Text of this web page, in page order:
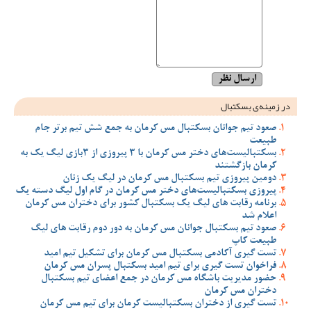
در زمینه‌ی بسکتبال
صعود تیم جوانان بسکتبال مس کرمان به جمع شش تیم برتر جام
طبیعت
بسکتبالیست‌های دختر مس کرمان با 3 پیروزی از 3بازی لیگ یک به
کرمان بازگشتند
دومین پیروزی تیم بسکتبال مس کرمان در لیگ یک زنان
پیروزی بسکتبالیست‌های دختر مس کرمان در گام اول لیگ دسته یک
برنامه رقابت های لیگ یک بسکتبال کشور برای دختران مس کرمان
اعلام شد
صعود تیم بسکتبال جوانان مس کرمان به دور دوم رقابت های لیگ
طبیعت کاپ
تست گیری آکادمی بسکتبال مس کرمان برای تشکیل تیم امید
فراخوان تست گیری برای تیم امید بسکتبال پسران مس کرمان
حضور مدیریت باشگاه مس کرمان در جمع اعضای تیم بسکتبال
دختران مس کرمان
تست گیری از دختران بسکتبالیست کرمان برای تیم مس کرمان